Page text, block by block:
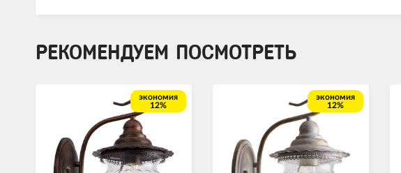
РЕКОМЕНДУЕМ ПОСМОТРЕТЬ
экономия
12%
экономия
12%